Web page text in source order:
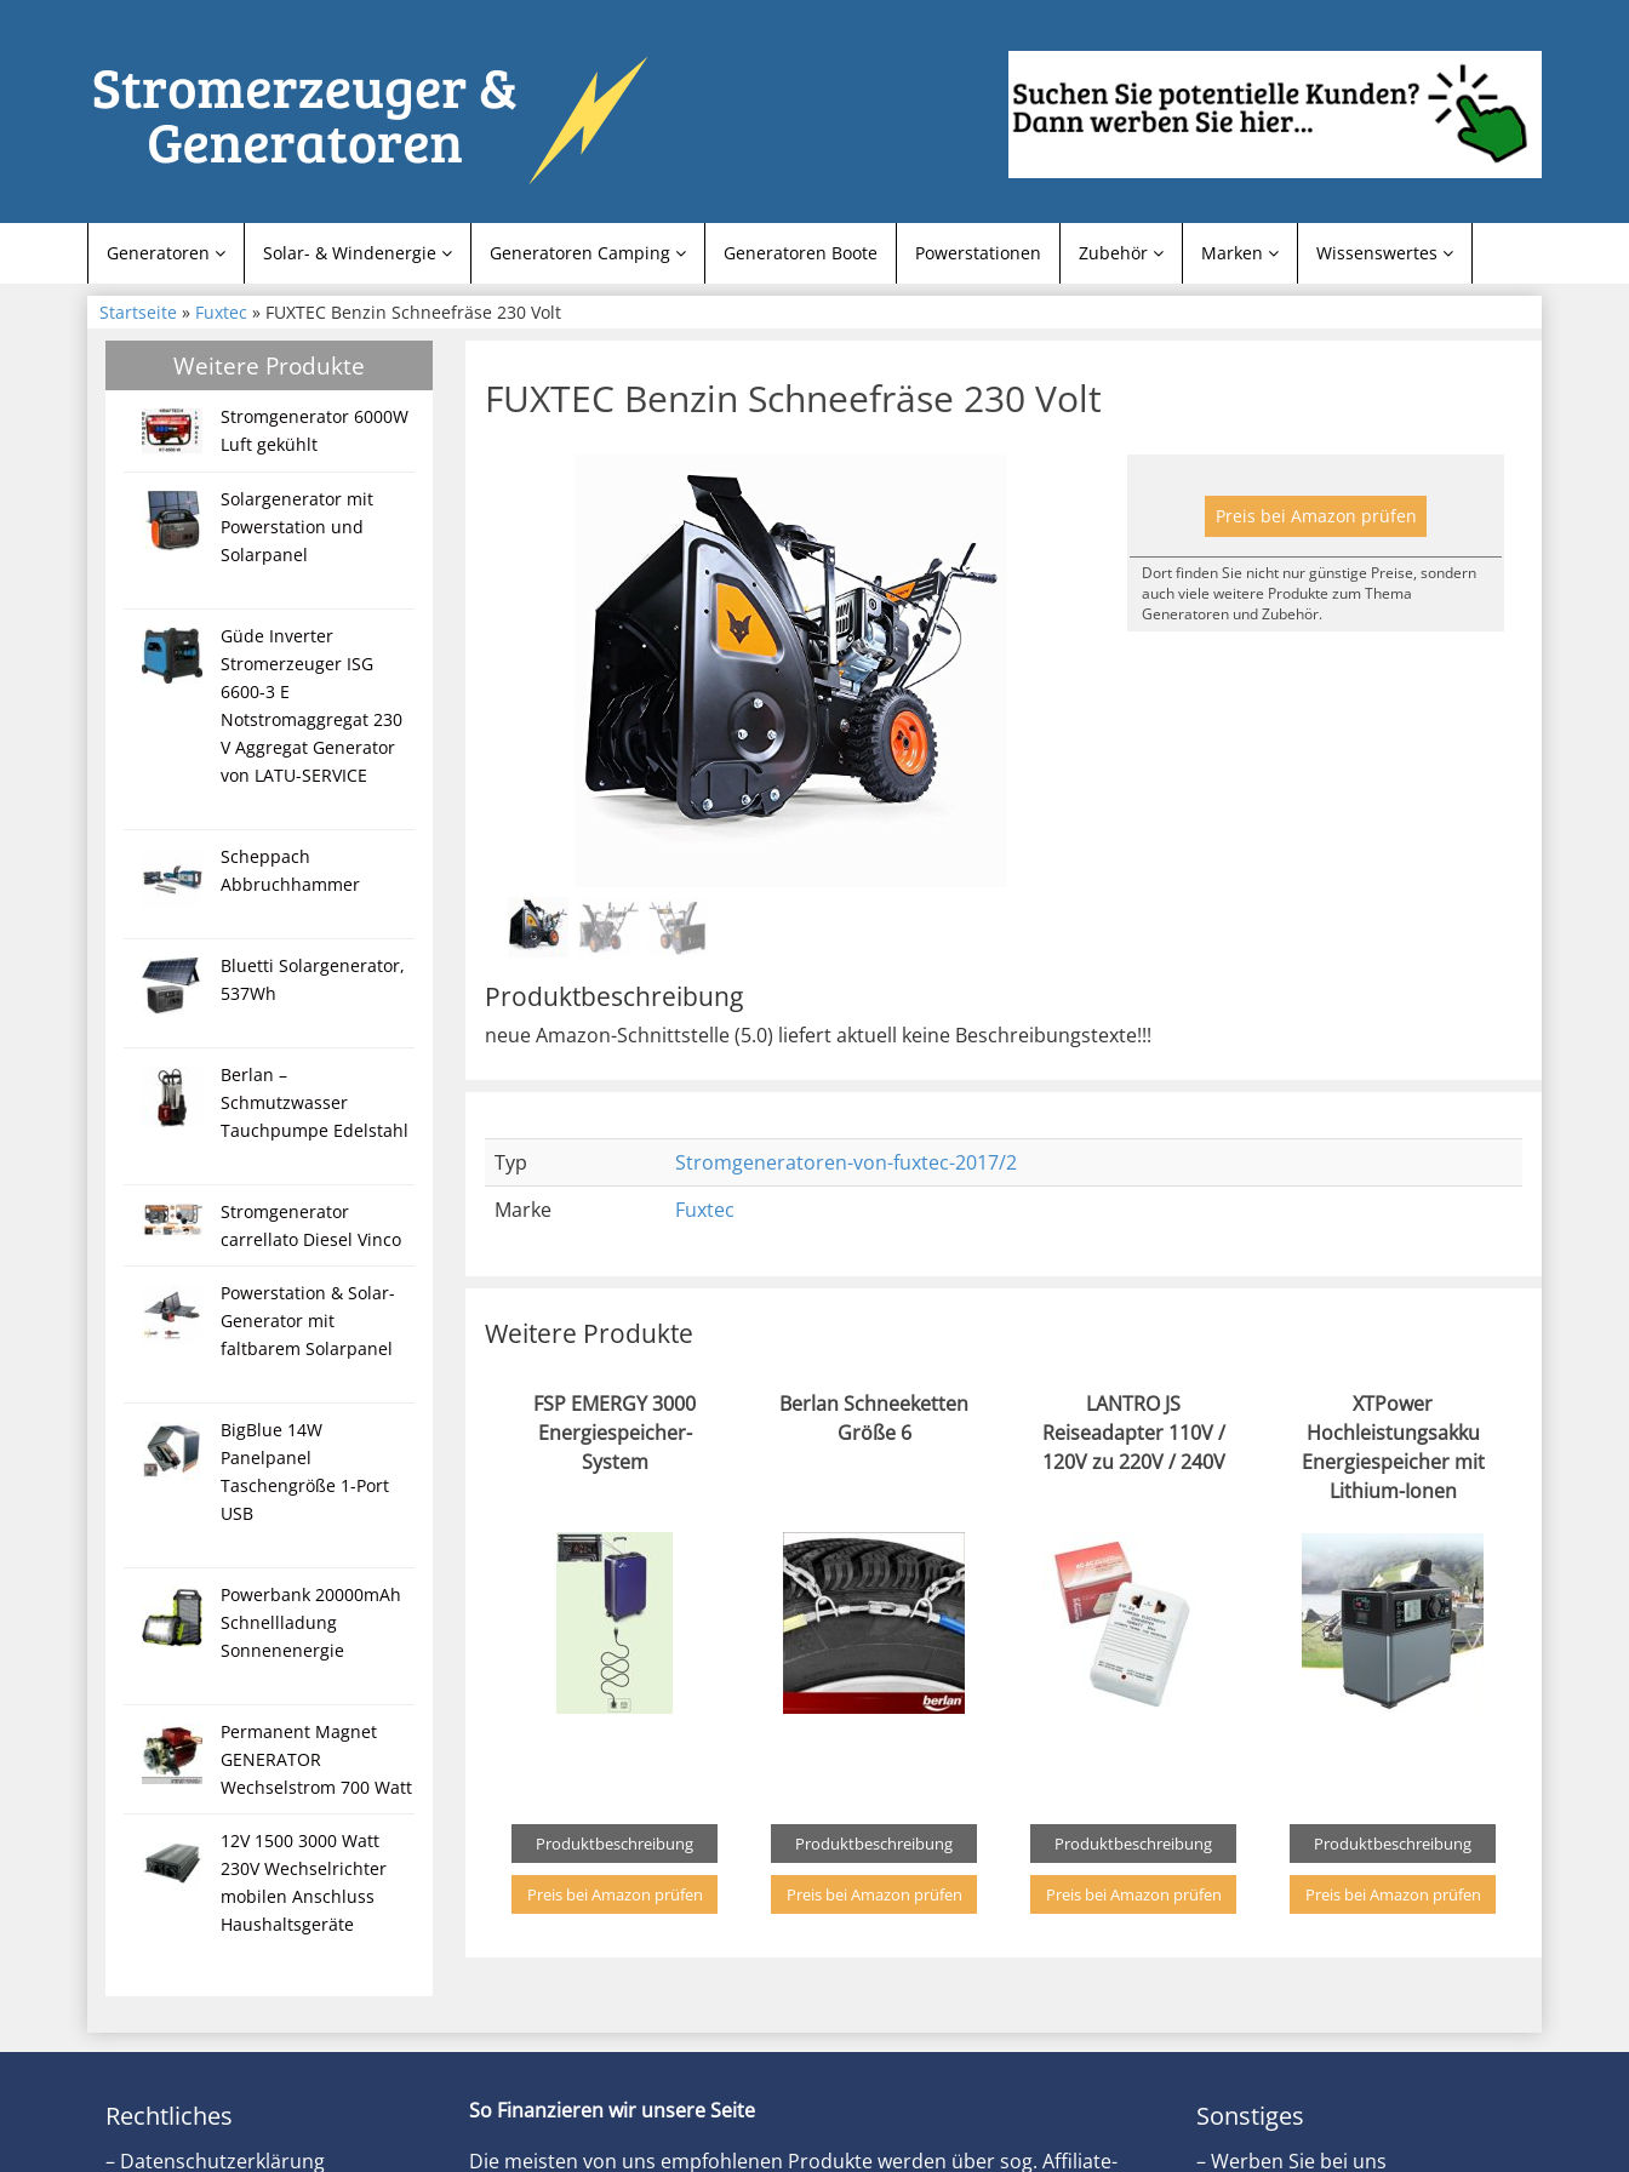
Generatoren Solar- & Windenergie Generatoren Camping Generatoren Boote Powerstationen Zubehör Marken Wissenswertes
Startseite » Fuxtec » FUXTEC Benzin Schneefräse 230 Volt
Weitere Produkte
Stromgenerator 6000W
Luft gekühlt
Solargenerator mit
Powerstation und
Solarpanel
Güde Inverter
Stromerzeuger ISG
6600-3 E
Notstromaggregat 230
V Aggregat Generator
von LATU-SERVICE
Scheppach
Abbruchhammer
Bluetti Solargenerator,
537Wh
Berlan –
Schmutzwasser
Tauchpumpe Edelstahl
Stromgenerator
carrellato Diesel Vinco
Powerstation & Solar-
Generator mit
faltbarem Solarpanel
BigBlue 14W
Panelpanel
Taschengröße 1-Port
USB
Powerbank 20000mAh
Schnellladung
Sonnenenergie
Permanent Magnet
GENERATOR
Wechselstrom 700 Watt
12V 1500 3000 Watt
230V Wechselrichter
mobilen Anschluss
Haushaltsgeräte
FUXTEC Benzin Schneefräse 230 Volt
Preis bei Amazon prüfen
Dort finden Sie nicht nur günstige Preise, sondern
auch viele weitere Produkte zum Thema
Generatoren und Zubehör.
Produktbeschreibung
neue Amazon-Schnittstelle (5.0) liefert aktuell keine Beschreibungstexte!!!
Typ
Stromgeneratoren-von-fuxtec-2017/2
Marke
Fuxtec
Weitere Produkte
FSP EMERGY 3000
Energiespeicher-
System
Produktbeschreibung
Preis bei Amazon prüfen
Berlan Schneeketten
Größe 6
Produktbeschreibung
Preis bei Amazon prüfen
LANTRO JS
Reiseadapter 110V /
120V zu 220V / 240V
Produktbeschreibung
Preis bei Amazon prüfen
XTPower
Hochleistungsakku
Energiespeicher mit
Lithium-Ionen
Produktbeschreibung
Preis bei Amazon prüfen
Rechtliches
– Datenschutzerklärung
So Finanzieren wir unsere Seite
Die meisten von uns empfohlenen Produkte werden über sog. Affiliate-
Sonstiges
– Werben Sie bei uns